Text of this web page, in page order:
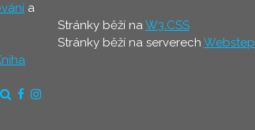
a
Stránky běží naW3.CSS
Stránky běží na serverech Webstep